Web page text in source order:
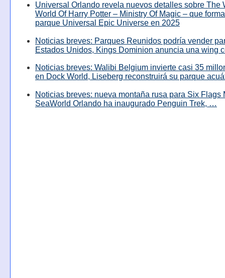
Universal Orlando revela nuevos detalles sobre The
World Of Harry Potter – Ministry Of Magic – que
parque Universal Epic Universe en 2025
Noticias breves: Parques Reunidos podría vender
Estados Unidos, Kings Dominion anuncia una wing
Noticias breves: Walibi Belgium invierte casi 35
en Dock World, Liseberg reconstruirá su parque
Noticias breves: nueva montaña rusa para Six Flags
SeaWorld Orlando ha inaugurado Penguin Trek, …